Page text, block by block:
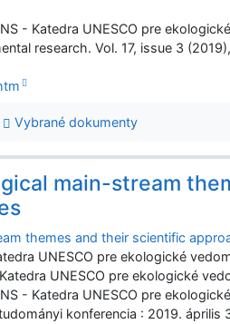
- Katedra UNESCO pre
research. Vol. 17, issue 3
Vybrané dokumenty
main-stream
themes and their scientific
UNESCO pre ekologické
UNESCO pre ekologické
- Katedra UNESCO pre
konferencia : 2019. április